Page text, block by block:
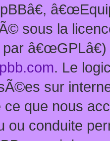
sous la
. Le
sur
ce que nous
ou conduite